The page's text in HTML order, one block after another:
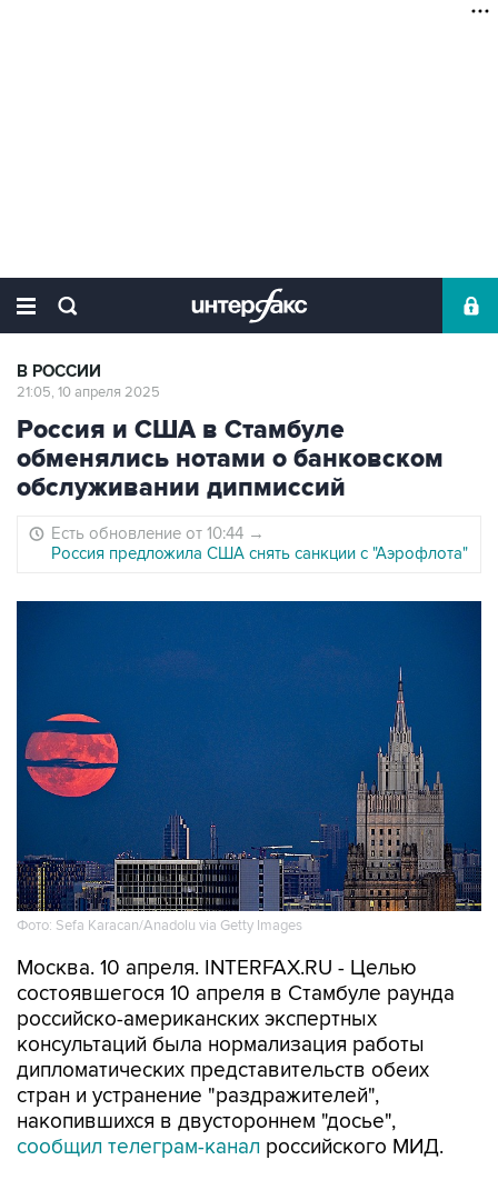
В РОССИИ
21:05, 10 апреля 2025
Россия и США в Стамбуле
обменялись нотами о банковском
обслуживании дипмиссий
Есть обновление от 10:44 →
Россия предложила США снять санкции с "Аэрофлота"
Фото: Sefa Karacan/Anadolu via Getty Images
Москва. 10 апреля. INTERFAX.RU - Целью
состоявшегося 10 апреля в Стамбуле раунда
российско-американских экспертных
консультаций была нормализация работы
дипломатических представительств обеих
стран и устранение "раздражителей",
накопившихся в двустороннем "досье",
сообщил телеграм-канал российского МИД.